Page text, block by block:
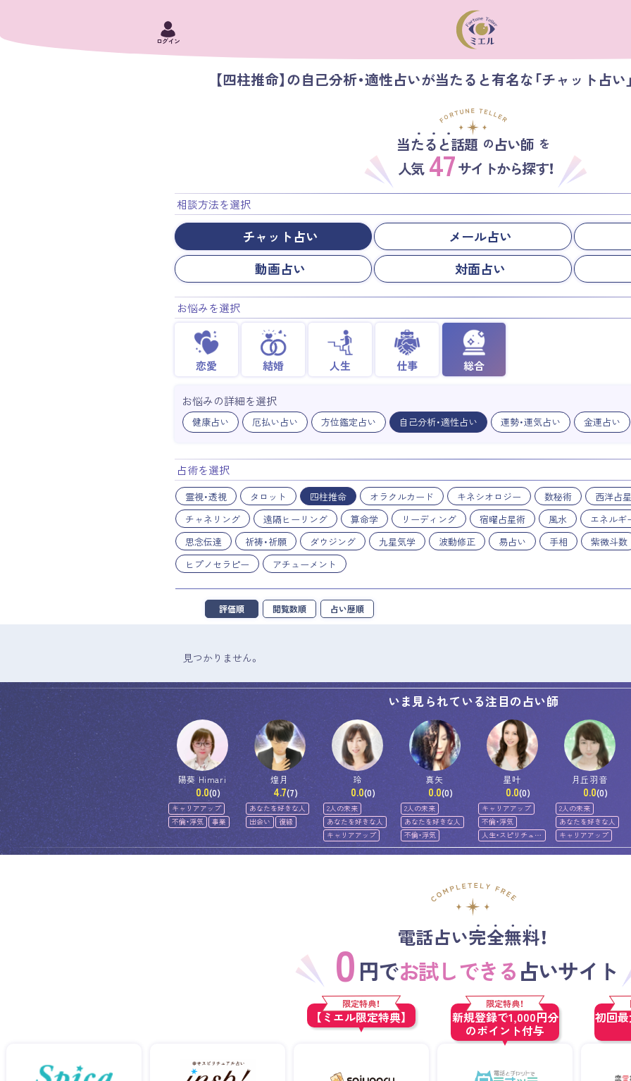
ログイン
【四柱推命】の自己分析・適性占いが当たると有名な「チャット占
当たると話題 の占い師 を
人気 47 サイトから探す！
相談方法を選択
チャット占い
メール占い
動画占い
対面占い
お悩みを選択
恋愛 結婚 人生 仕事 総合
お悩みの詳細を選択
健康占い 厄払い占い 方位鑑定占い 自己分析・適性占い 運勢・運気占い 金運占い
占術を選択
霊視・透視 タロット 四柱推命 オラクルカード キネシオロジー 数秘術
西洋占
チャネリング
遠隔ヒーリング 算命学 リーディング 宿曜占星術 風水
エネルギ
思念伝達
祈祷・祈願 ダウジング 九星気学 波動修正 易占い 手相
紫微斗数
ヒプノセラピー
アチューメント
評価順 閲覧数順 占い歴順
見つかりません。
いま見られている注目の占い師
陽葵 Himari
0.0(0)
キャリアアップ
不倫・浮気
事業
煌月
4.7(7)
あなたを好きな人
出会い
復縁
玲
0.0(0)
2人の未来
あなたを好きな人
キャリアアップ
真矢
0.0(0)
2人の未来
あなたを好きな人
不倫・浮気
星叶
0.0(0)
キャリアアップ
不倫・浮気
人生・スピリチュア
ル
月丘羽音
0.0(0)
2人の未来
あなたを好きな人
キャリアアップ
電話占い完全無料！
0 円でお試しできる占いサイト
限定特典！
【ミエル限定特典】
限定特典！
新規登録で1,000円分
のポイント付与
初回